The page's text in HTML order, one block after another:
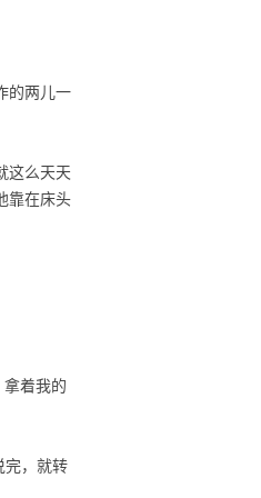
的两儿一
这么天天
靠在床头
着我的
完，就转